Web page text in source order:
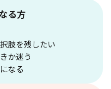
る方
肢を残したい
か迷う
なる